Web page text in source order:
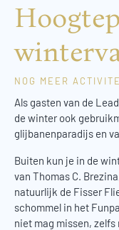
NOG MEER
Als gasten van de
de winter ook
glijbanenparadijs en
Buiten kun je in de
van Thomas C.
natuurlijk de Fisser
schommel in het
niet mag missen,